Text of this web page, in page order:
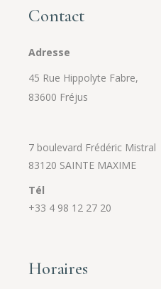
Contact
Adresse
45 Rue Hippolyte Fabre,
83600 Fréjus
7 boulevard Frédéric Mistral
83120 SAINTE MAXIME
Tél
+33 4 98 12 27 20
Horaires